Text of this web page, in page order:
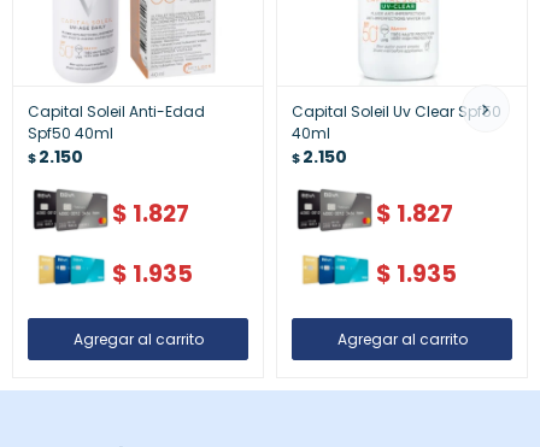
Capital Soleil Anti-Edad
Spf50 40ml
$2.150
$ 1.827
$ 1.935
Capital Soleil Uv Clear Spf50
40ml
$2.150
$ 1.827
$ 1.935